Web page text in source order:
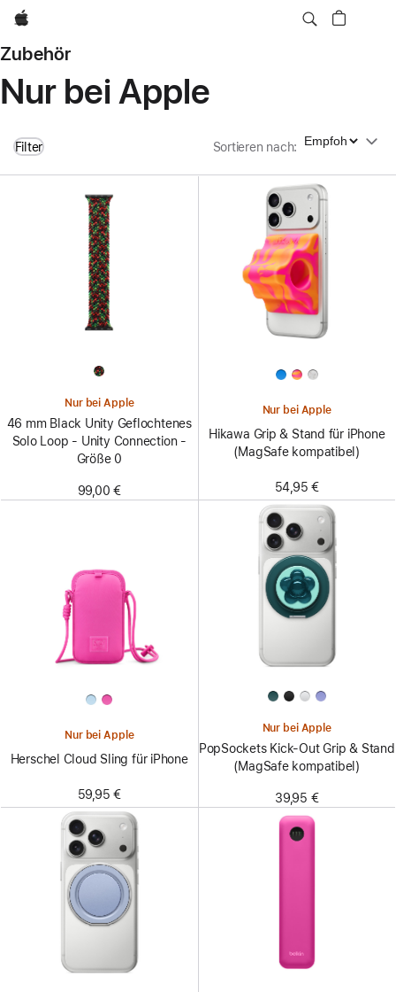
Apple
Zubehör
Nur bei Apple
Filter Sortieren nach: Sortieren nach
Nur bei Apple
46 mm Black Unity Geflochtenes
Solo Loop - Unity Connection -
Größe 0
99,00 €
Nur bei Apple
Hikawa Grip & Stand für iPhone
(MagSafe kompatibel)
54,95 €
Nur bei Apple
Herschel Cloud Sling für iPhone
59,95 €
Nur bei Apple
PopSockets Kick-Out Grip & Stand
(MagSafe kompatibel)
39,95 €